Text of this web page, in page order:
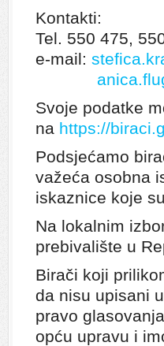
Kontakti:
Tel. 550 475,
e-mail:
Svoje podatke
na https://
Podsjećamo
važeća osobna
iskaznice koje
Na lokalnim
prebivalište u
Birači koji
da nisu upisani
pravo
opću upravu i